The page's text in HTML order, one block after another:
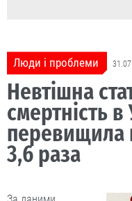
Люди і проблеми
Невтішна
смертність в
перевищила
3,6 раза